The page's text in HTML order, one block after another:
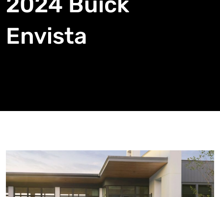
Envista
Autoanalítica IA Agente Inteligente